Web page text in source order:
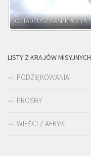
O. ADNRZEJ LEŚNIARA SJ
LISTY Z KRAJÓW MISYJNYCH
PODZIĘKOWANIA
PROŚBY
WIEŚCI Z AFRYKI